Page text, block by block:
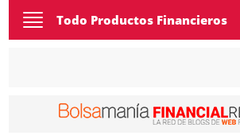
Toggle
navigation
Todo Productos Financieros